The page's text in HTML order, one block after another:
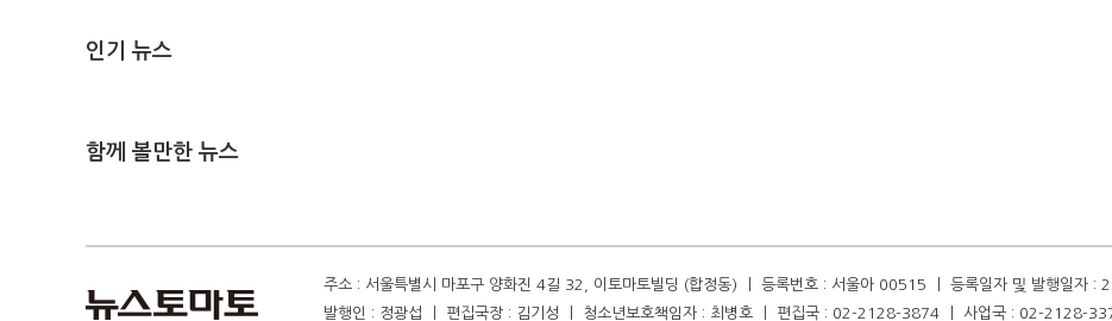
인기 뉴스
함께 볼만한 뉴스
주소 : 서울특별시 마포구 양화진 4길 32, 이토마토빌딩 (합정동) ㅣ 등록번호 : 서울아 00515 ㅣ 등록일자 및 발행일자 :
발행인 : 정광섭 ㅣ 편집국장 : 김기성 ㅣ 청소년보호책임자 : 최병호 ㅣ 편집국 : 02-2128-3874 ㅣ 사업국 : 02-2128-